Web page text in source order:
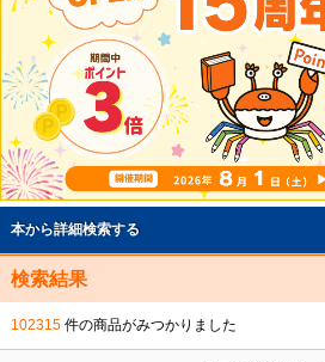
本から詳細検索する
検索結果
102315件の商品がみつかりました